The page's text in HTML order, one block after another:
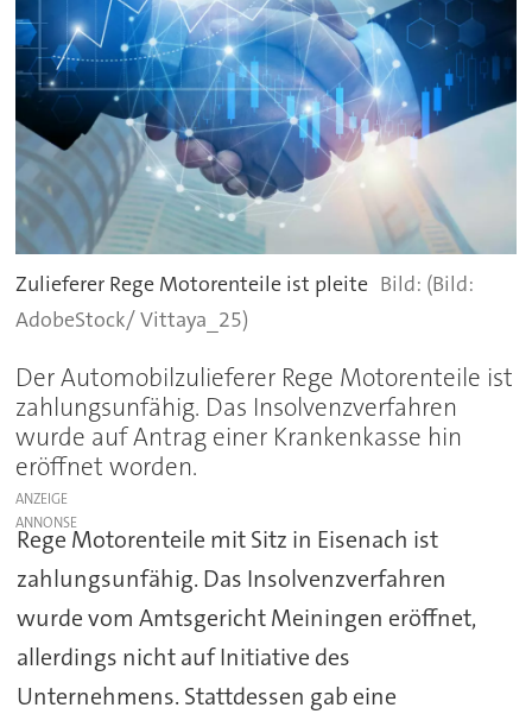
Zulieferer Rege Motorenteile ist pleite
(Bild:
AdobeStock/ Vittaya_25)
Der Automobilzulieferer Rege Motorenteile ist
zahlungsunfähig. Das Insolvenzverfahren
wurde auf Antrag einer Krankenkasse hin
eröffnet worden.
ANZEIGE
Rege Motorenteile mit Sitz in Eisenach ist
zahlungsunfähig. Das Insolvenzverfahren
wurde vom Amtsgericht Meiningen eröffnet,
allerdings nicht auf Initiative des
Unternehmens. Stattdessen gab eine